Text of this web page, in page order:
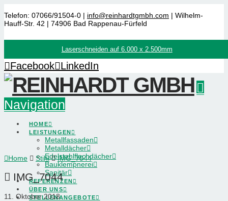
Telefon: 07066/91504-0 | info@reinhardtgmbh.com | Wilhelm-
Hauff-Str. 42 | 74906 Bad Rappenau-Fürfeld
Laserschneiden auf 6.000 x 2.500mm
Facebook LinkedIn
Navigation
HOME
LEISTUNGEN
Metallfassaden
Metalldächer
Edelstahlflachdächer
Bauklempnerei
Sanitär
REFERENZEN
ÜBER UNS
STELLENANGEBOTE
Home Stihl IMG_7044
IMG_7044
11. Oktober 2018